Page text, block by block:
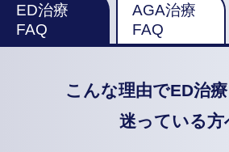
ED治療
FAQ
AGA治療
FAQ
こんな理由でED治
迷っている方